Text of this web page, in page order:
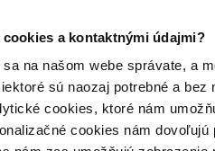
a kontaktnými údajmi?
na našom webe správate, a
sú naozaj potrebné a
cookies, ktoré nám
cookies nám